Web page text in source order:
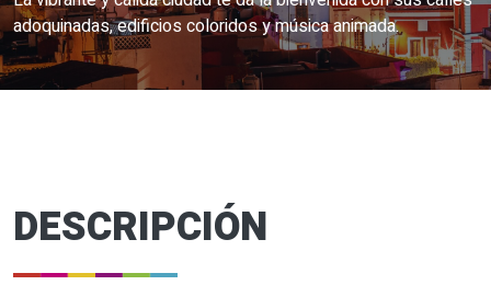
adoquinadas, edificios coloridos y música animada.
DESCRIPCIÓN